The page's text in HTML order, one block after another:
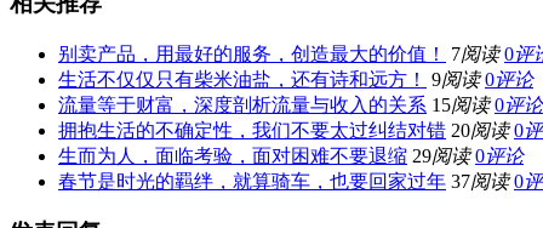
别卖产品，用最好的服务，创造最大的价值！ 7阅读 0评
生活不仅仅只有柴米油盐，还有诗和远方！
9阅读 0评论
流量等于财富，深度剖析流量与收入的关系 15阅读 0评论
拥抱生活的不确定性，我们不要太过纠结对错 20阅读 0
生而为人，面临考验，面对困难不要退缩 29阅读 0评论
春节是时光的羁绊，就算骑车，也要回家过年 37阅读 0